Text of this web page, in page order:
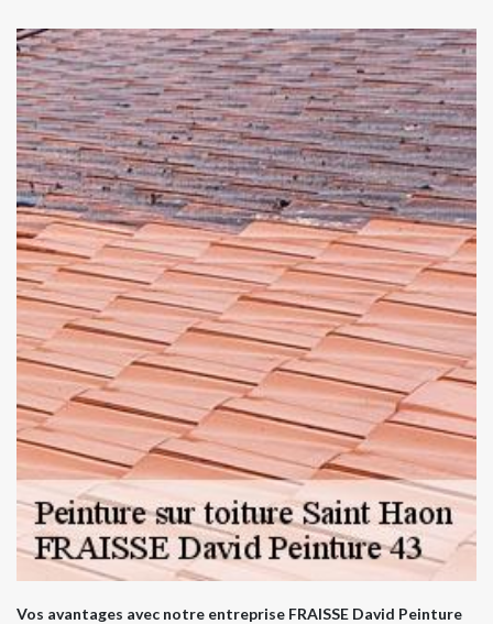
Vos avantages avec notre entreprise FRAISSE David Peinture